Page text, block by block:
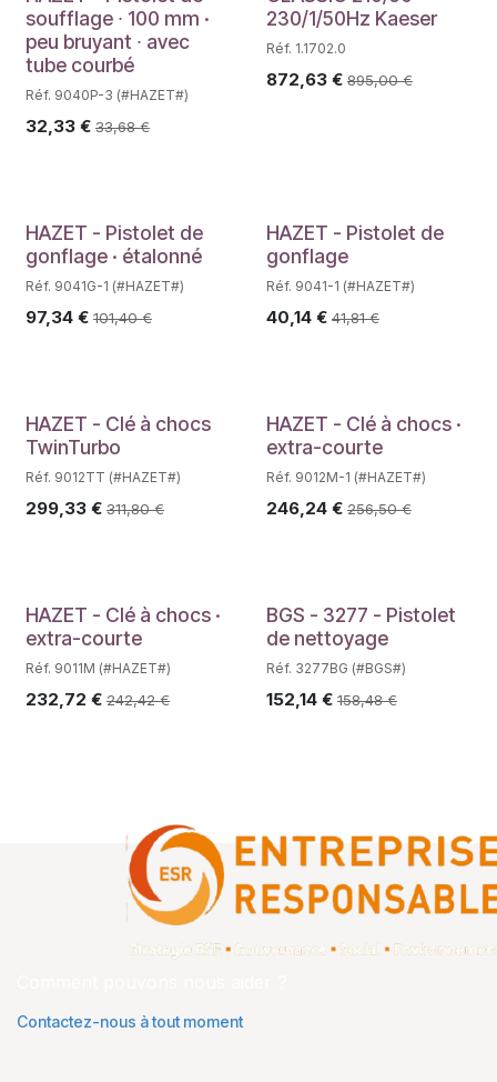
soufflage ∙ 100 mm ·
peu bruyant ∙ avec
tube courbé
Réf. 9040P-3 (#HAZET#)
32,33 € 33,68€
230/1/50Hz Kaeser
Réf. 1.1702.0
872,63€ 895,00€
HAZET - Pistolet de
gonflage · étalonné
Réf. 9041G-1 (#HAZET#)
97,34 € 101,40€
HAZET - Pistolet de
gonflage
Réf. 9041-1 (#HAZET#)
40,14€ 41,81€
HAZET - Clé à chocs
TwinTurbo
Réf. 9012TT (#HAZET#)
299,33 € 311,80€
HAZET - Clé à chocs ·
extra-courte
Réf. 9012M-1 (#HAZET#)
246,24€ 256,50€
HAZET - Clé à chocs ·
extra-courte
Réf. 9011M (#HAZET#)
232,72 € 242,42€
BGS - 3277 - Pistolet
de nettoyage
Réf. 3277BG (#BGS#)
152,14€ 158,48€
Contactez-nous à tout moment